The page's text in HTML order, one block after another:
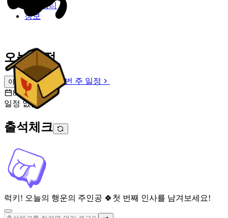
커뮤니티
정보
오늘 일정
이번 주 일정
이번 주 일정
8월 7일 [금]
일정 없음
출석체크
럭키! 오늘의 행운의 주인공 🍀 첫 번째 인사를 남겨보세요!